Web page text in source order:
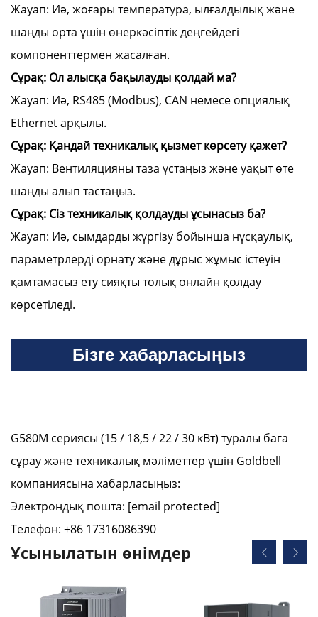
Жауап: Иә, жоғары температура, ылғалдылық және
шаңды орта үшін өнеркәсіптік деңгейдегі
компоненттермен жасалған.
Сұрақ: Ол алысқа бақылауды қолдай ма?
Жауап: Иә, RS485 (Modbus), CAN немесе опциялық
Ethernet арқылы.
Сұрақ: Қандай техникалық қызмет көрсету қажет?
Жауап: Вентиляцияны таза ұстаңыз және уақыт өте
шаңды алып тастаңыз.
Сұрақ: Сіз техникалық қолдауды ұсынасыз ба?
Жауап: Иә, сымдарды жүргізу бойынша нұсқаулық,
параметрлерді орнату және дұрыс жұмыс істеуін
қамтамасыз ету сияқты толық онлайн қолдау
көрсетіледі.
Бізге хабарласыңыз
G580M сериясы (15 / 18,5 / 22 / 30 кВт) туралы баға
сұрау және техникалық мәліметтер үшін Goldbell
компаниясына хабарласыңыз:
Электрондық пошта: [email protected]
Телефон: +86 17316086390
Ұсынылатын өнімдер